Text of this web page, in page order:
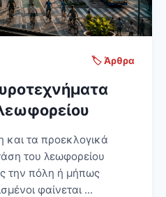
🏷️ Άρθρα
και τα προεκλογικά
του λεωφορείου
την πόλη ή μήπως
φαίνεται ...